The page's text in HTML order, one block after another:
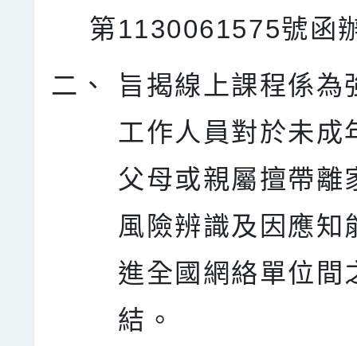
第1130061575號函
二、
旨揭線上課程係為
工作人員對於未成
父母或親屬擅帶離
風險辨識及因應知
進全國網絡單位間
結。